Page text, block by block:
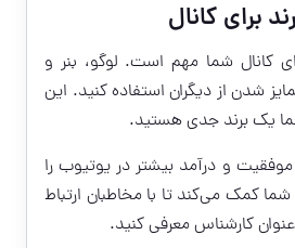
برای کانال
کانال شما مهم است. لوگو، بنر و
شدن از دیگران استفاده کنید. این
یک برند جدی هستید.
و درآمد بیشتر در یوتیوب را
شما کمک می‌کند تا با مخاطبان ارتباط
عنوان کارشناس معرفی کنید.